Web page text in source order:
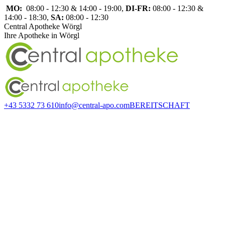
Zum
Inhalt
springen
MO: 08:00 - 12:30 & 14:00 - 19:00, DI-FR: 08:00 - 12:30 &
14:00 - 18:30, SA: 08:00 - 12:30
Central Apotheke Wörgl
Ihre Apotheke in Wörgl
+43 5332 73 610info@central-apo.comBEREITSCHAFT